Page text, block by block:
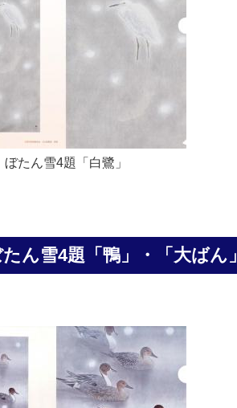
ぼたん雪4題「白鷺」
ん雪4題「鴨」・「大ばん」